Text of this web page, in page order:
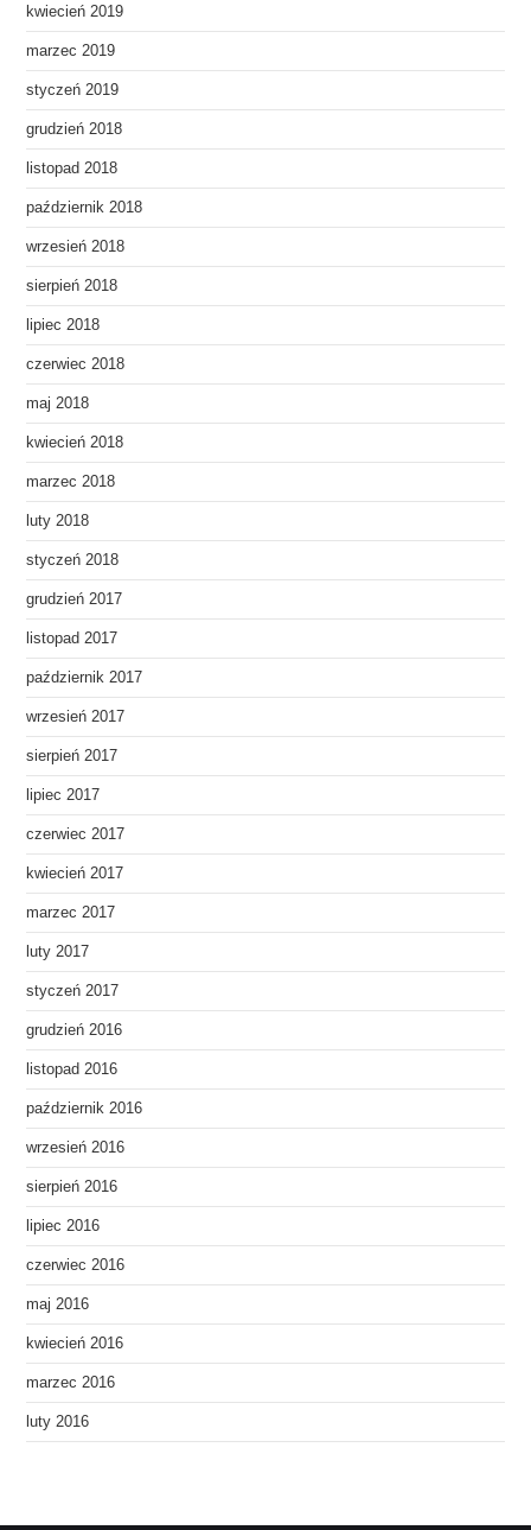
kwiecień 2019
marzec 2019
styczeń 2019
grudzień 2018
listopad 2018
październik 2018
wrzesień 2018
sierpień 2018
lipiec 2018
czerwiec 2018
maj 2018
kwiecień 2018
marzec 2018
luty 2018
styczeń 2018
grudzień 2017
listopad 2017
październik 2017
wrzesień 2017
sierpień 2017
lipiec 2017
czerwiec 2017
kwiecień 2017
marzec 2017
luty 2017
styczeń 2017
grudzień 2016
listopad 2016
październik 2016
wrzesień 2016
sierpień 2016
lipiec 2016
czerwiec 2016
maj 2016
kwiecień 2016
marzec 2016
luty 2016